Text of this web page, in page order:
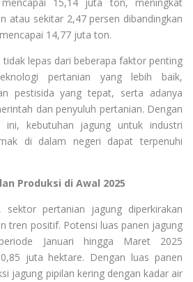
atau sekitar 2,47 persen dibandingkan
14,77 juta ton.
tidak lepas dari beberapa faktor penting
pertanian yang lebih baik,
pestisida yang tepat, serta adanya
dan penyuluh pertanian. Dengan
ini, kebutuhan jagung untuk industri
di dalam negeri dapat terpenuhi
Produksi di Awal 2025
sektor pertanian jagung diperkirakan
tren positif. Potensi luas panen jagung
Januari hingga Maret 2025
juta hektare. Dengan luas panen
jagung pipilan kering dengan kadar air